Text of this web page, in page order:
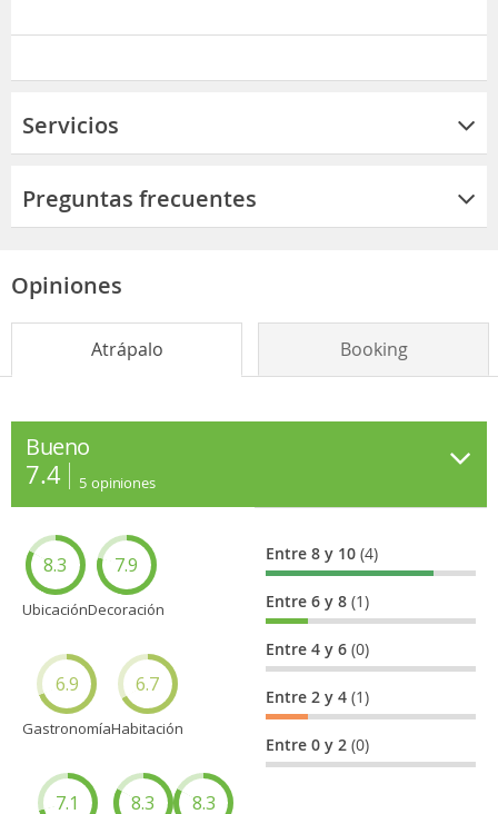
Servicios
Preguntas frecuentes
Opiniones
Atrápalo Booking
Bueno
7.4 5 opiniones
8.3
Ubicación
7.9
Decoración
6.9
Gastronomía
6.7
Habitación
7.1 8.3 8.3
Entre 8 y 10(4)
Entre 6 y 8(1)
Entre 4 y 6(0)
Entre 2 y 4(1)
Entre 0 y 2(0)